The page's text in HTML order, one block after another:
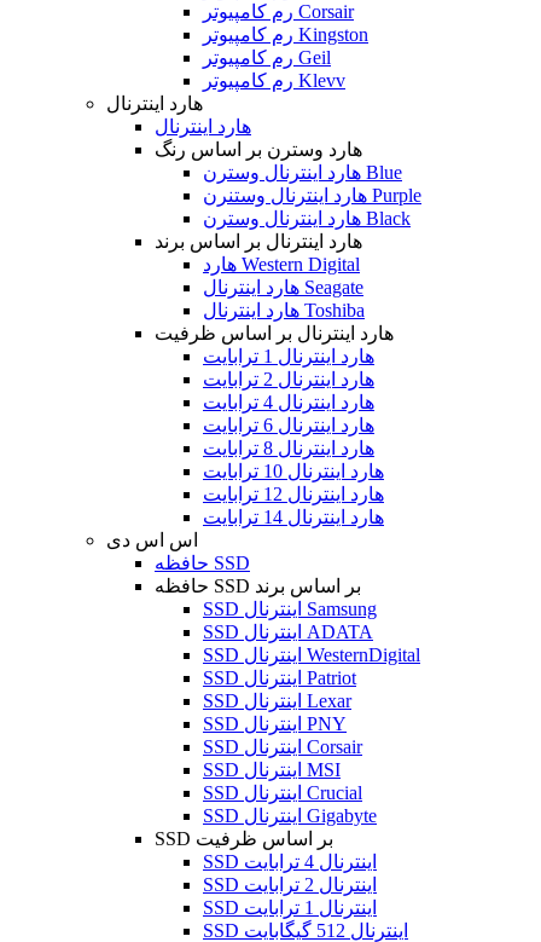
رم کامپیوتر Corsair
رم کامپیوتر Kingston
رم کامپیوتر Geil
رم کامپیوتر Klevv
هارد اینترنال
هارد اینترنال
هارد وسترن بر اساس رنگ
هارد اینترنال وسترن Blue
هارد اینترنال وستنرن Purple
هارد اینترنال وسترن Black
هارد اینترنال بر اساس برند
هارد Western Digital
هارد اینترنال Seagate
هارد اینترنال Toshiba
هارد اینترنال بر اساس ظرفیت
هارد اینترنال 1 ترابایت
هارد اینترنال 2 ترابایت
هارد اینترنال 4 ترابایت
هارد اینترنال 6 ترابایت
هارد اینترنال 8 ترابایت
هارد اینترنال 10 ترابایت
هارد اینترنال 12 ترابایت
هارد اینترنال 14 ترابایت
اس اس دی
حافظه SSD
حافظه SSD بر اساس برند
SSD اینترنال Samsung
SSD اینترنال ADATA
SSD اینترنال WesternDigital
SSD اینترنال Patriot
SSD اینترنال Lexar
SSD اینترنال PNY
SSD اینترنال Corsair
SSD اینترنال MSI
SSD اینترنال Crucial
SSD اینترنال Gigabyte
SSD بر اساس ظرفیت
SSD اینترنال 4 ترابایت
SSD اینترنال 2 ترابایت
SSD اینترنال 1 ترابایت
SSD اینترنال 512 گیگابایت